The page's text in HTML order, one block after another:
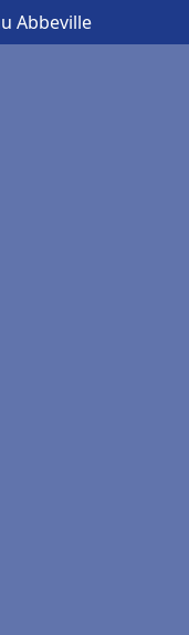
Abbeville